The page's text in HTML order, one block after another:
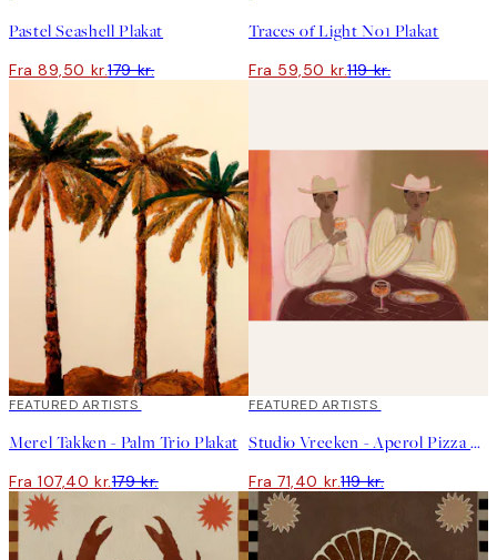
Pastel Seashell Plakat
Fra 89,50 kr.179 kr.
Traces of Light No1 Plakat
Fra 59,50 kr.119 kr.
40%*
FEATURED ARTISTS
Merel Takken - Palm Trio Plakat
Fra 107,40 kr.179 kr.
40%*
FEATURED ARTISTS
Studio Vreeken - Aperol Pizza Party Plakat
Fra 71,40 kr.119 kr.